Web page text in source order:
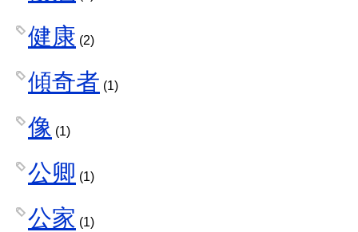
健康 (2)
傾奇者 (1)
像 (1)
公卿 (1)
公家 (1)